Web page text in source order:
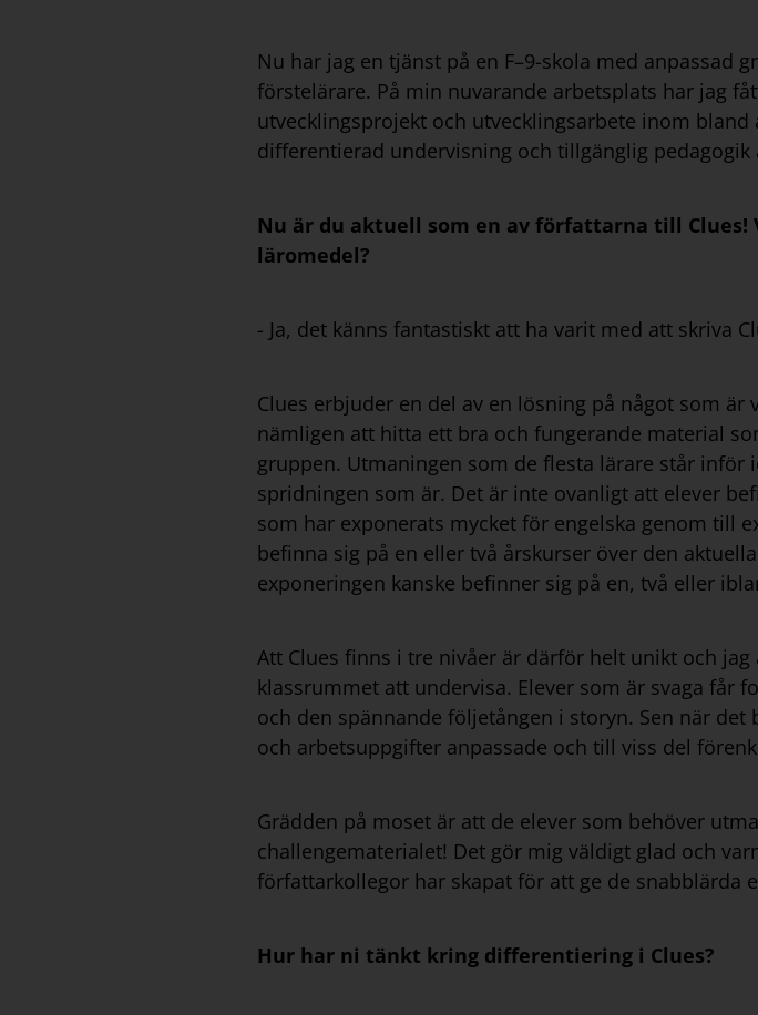
Nu har jag en tjänst på en F–9-skola med anpassad
förstelärare. På min nuvarande arbetsplats har jag
utvecklingsprojekt och utvecklingsarbete inom
differentierad undervisning och tillgänglig pedagogik
Nu är du aktuell som en av författarna till
läromedel?
- Ja, det känns fantastiskt att ha varit med att skriva
Clues erbjuder en del av en lösning på något som
nämligen att hitta ett bra och fungerande material
gruppen. Utmaningen som de flesta lärare står inför
spridningen som är. Det är inte ovanligt att elever
som har exponerats mycket för engelska genom till
befinna sig på en eller två årskurser över den
exponeringen kanske befinner sig på en, två eller
Att Clues finns i tre nivåer är därför helt unikt och
klassrummet att undervisa. Elever som är svaga får
och den spännande följetången i storyn. Sen när
och arbetsuppgifter anpassade och till viss del
Grädden på moset är att de elever som behöver
challengematerialet! Det gör mig väldigt glad och
författarkollegor har skapat för att ge de snabblärda
Hur har ni tänkt kring differentiering i Clues?